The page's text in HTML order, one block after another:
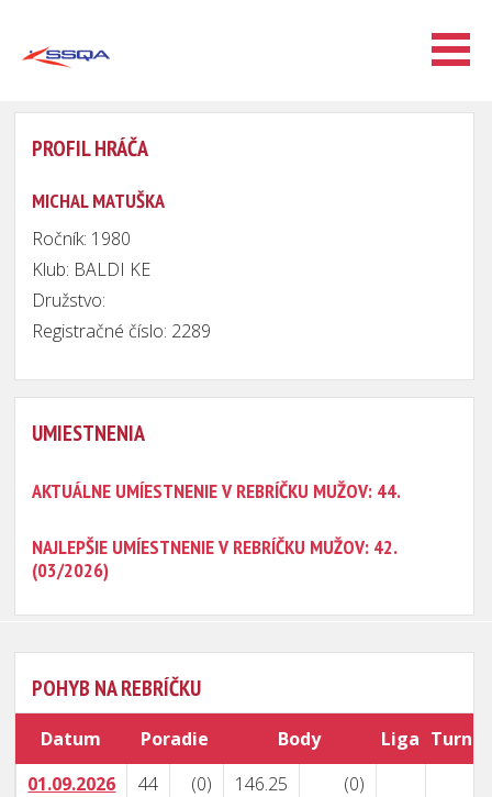
PROFIL HRÁČA
MICHAL MATUŠKA
Ročník: 1980
Klub: BALDI KE
Družstvo:
Registračné číslo: 2289
UMIESTNENIA
AKTUÁLNE UMÍESTNENIE V REBRÍČKU MUŽOV: 44.
NAJLEPŠIE UMÍESTNENIE V REBRÍČKU MUŽOV: 42.
(03/2026)
POHYB NA REBRÍČKU
Datum Poradie Body Liga
01.09.2026
44 (0) 146.25
(0)